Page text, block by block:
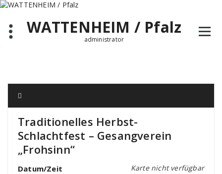
Zum
springenWATTENHEIM / Pfalz
administrator
Traditionelles Herbst-
Schlachtfest – Gesangverein
„Frohsinn“
Karte nicht verfügbar
Datum/Zeit